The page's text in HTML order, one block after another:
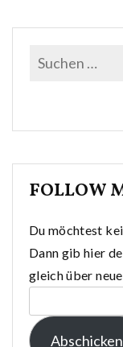
FOLLOW
Du möchtest
Dann gib hier
gleich über
Mail-
Adresse:
Abschicken